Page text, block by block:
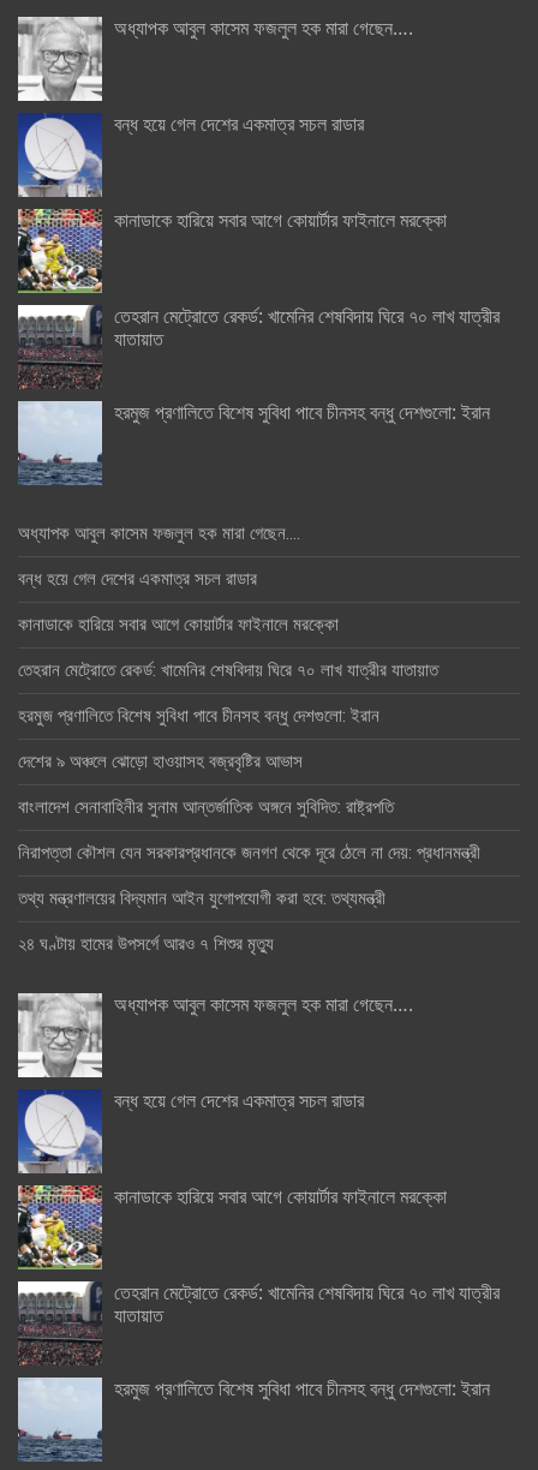
অধ্যাপক আবুল কাসেম ফজলুল হক মারা গেছেন….
বন্ধ হয়ে গেল দেশের একমাত্র সচল রাডার
কানাডাকে হারিয়ে সবার আগে কোয়ার্টার ফাইনালে মরক্কো
তেহরান মেট্রোতে রেকর্ড: খামেনির শেষবিদায় ঘিরে ৭০ লাখ যাত্রীর
যাতায়াত
হরমুজ প্রণালিতে বিশেষ সুবিধা পাবে চীনসহ বন্ধু দেশগুলো: ইরান
অধ্যাপক আবুল কাসেম ফজলুল হক মারা গেছেন….
বন্ধ হয়ে গেল দেশের একমাত্র সচল রাডার
কানাডাকে হারিয়ে সবার আগে কোয়ার্টার ফাইনালে মরক্কো
তেহরান মেট্রোতে রেকর্ড: খামেনির শেষবিদায় ঘিরে ৭০ লাখ যাত্রীর যাতায়াত
হরমুজ প্রণালিতে বিশেষ সুবিধা পাবে চীনসহ বন্ধু দেশগুলো: ইরান
দেশের ৯ অঞ্চলে ঝোড়ো হাওয়াসহ বজ্রবৃষ্টির আভাস
বাংলাদেশ সেনাবাহিনীর সুনাম আন্তর্জাতিক অঙ্গনে সুবিদিত: রাষ্ট্রপতি
নিরাপত্তা কৌশল যেন সরকারপ্রধানকে জনগণ থেকে দূরে ঠেলে না দেয়: প্রধানমন্ত্রী
তথ্য মন্ত্রণালয়ের বিদ্যমান আইন যুগোপযোগী করা হবে: তথ্যমন্ত্রী
২৪ ঘণ্টায় হামের উপসর্গে আরও ৭ শিশুর মৃত্যু
অধ্যাপক আবুল কাসেম ফজলুল হক মারা গেছেন….
বন্ধ হয়ে গেল দেশের একমাত্র সচল রাডার
কানাডাকে হারিয়ে সবার আগে কোয়ার্টার ফাইনালে মরক্কো
তেহরান মেট্রোতে রেকর্ড: খামেনির শেষবিদায় ঘিরে ৭০ লাখ যাত্রীর
যাতায়াত
হরমুজ প্রণালিতে বিশেষ সুবিধা পাবে চীনসহ বন্ধু দেশগুলো: ইরান